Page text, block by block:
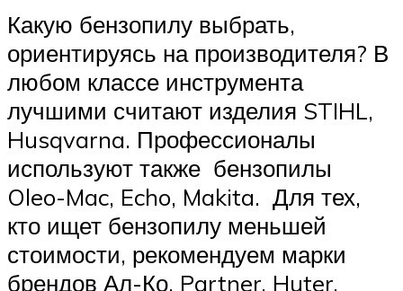
Какую бензопилу выбрать,
ориентируясь на производителя? В
любом классе инструмента
лучшими считают изделия STIHL,
Husqvarna. Профессионалы
используют также бензопилы
Oleo-Mac, Echo, Makita. Для тех,
кто ищет бензопилу меньшей
стоимости, рекомендуем марки
брендов Ал-Ко, Partner, Huter,